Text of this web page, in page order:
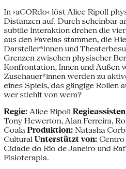
In ›aCORdo‹ löst Alice Ripoll
Distanzen auf. Durch scheinbar
subtile Interaktion drehen die
aus den Favelas stammen, die
Darsteller*innen und
Grenzen zwischen physischer
Konfrontation, Innen und Außen
Zuschauer*innen werden zu
eines Spiels, das gängige Rollen
wer stiehlt von wem?
Regie: Alice Ripoll
Tony Hewerton, Alan Ferreira,
Coala Produktion: Natasha
Cultural Unterstützt von:
Cidade do Rio de Janeiro und
Fisioterapia.